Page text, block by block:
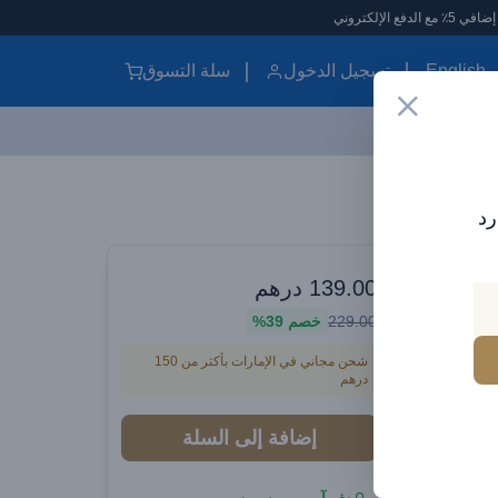
English تسجيل الدخول سلة التسوق
139.00 درهم
229.00 خصم 39%
شحن مجاني في الإمارات بأكثر من 150
درهم
إضافة إلى السلة